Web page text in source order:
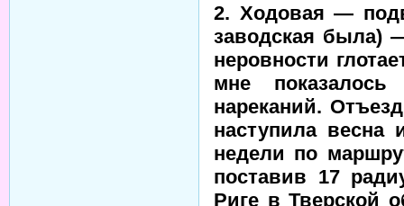
2. Ходовая —
заводская была)
неровности
мне
нареканий.
наступила весна
недели по
поставив 17
Риге в Тверской